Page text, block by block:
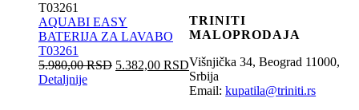
AQUABI EASY
BATERIJA ZA LAVABO
T03261
5.980,00RSD 5.382,00 RSD
Detaljnije
TRINITI
MALOPRODAJA
Višnjička 34,Beograd 11000,
Srbija
Email:kupatila@triniti.rs